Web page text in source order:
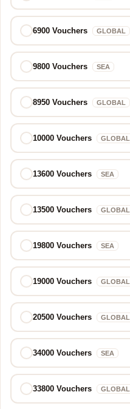
6900 Vouchers GLOBAL
9800 Vouchers SEA
8950 Vouchers GLOBAL
10000 Vouchers GLOBAL
13600 Vouchers SEA
13500 Vouchers GLOBAL
19800 Vouchers SEA
19000 Vouchers GLOBAL
20500 Vouchers GLOBAL
34000 Vouchers SEA
33800 Vouchers GLOBAL